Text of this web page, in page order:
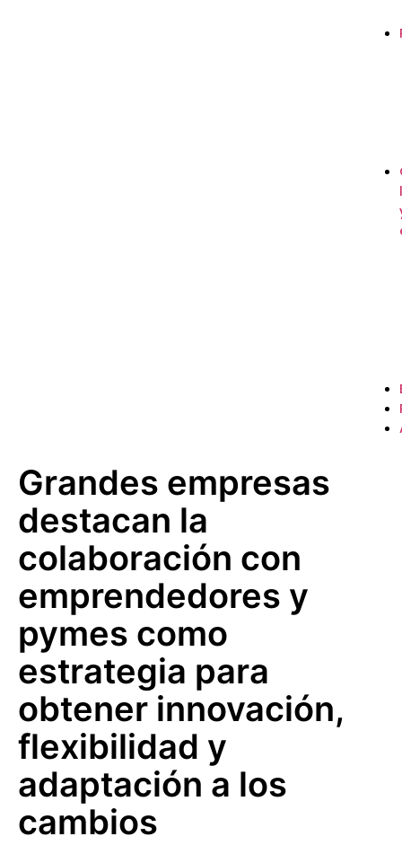
Grandes empresas
destacan la
colaboración con
emprendedores y
pymes como
estrategia para
obtener innovación,
flexibilidad y
adaptación a los
cambios